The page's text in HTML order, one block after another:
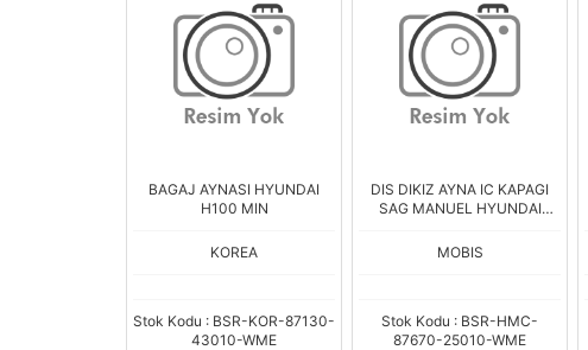
BAGAJ AYNASI HYUNDAI
H100 MIN
KOREA
Stok Kodu : BSR-KOR-87130-
43010-WME
DIS DIKIZ AYNA IC KAPAGI
SAG MANUEL HYUNDAI
MOBIS
Stok Kodu : BSR-HMC-
87670-25010-WME